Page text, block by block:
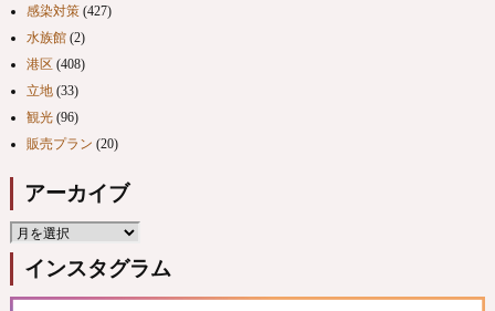
感染対策(427)
水族館(2)
港区(408)
立地(33)
観光(96)
販売プラン (20)
アーカイブ
インスタグラム